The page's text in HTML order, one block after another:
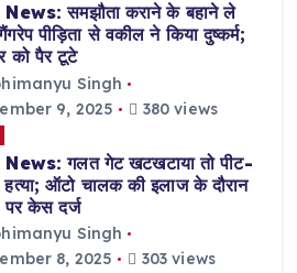
समझौता कराने के बहाने ले
पीड़िता से वकील ने किया दुष्कर्म;
को पैर टूटे
Singh
9, 2025
380 views
गलत गेट खटखटाया तो पीट-
हत्या; ऑटो चालक की इलाज के दौरान
पर केस दर्ज
Singh
8, 2025
303 views